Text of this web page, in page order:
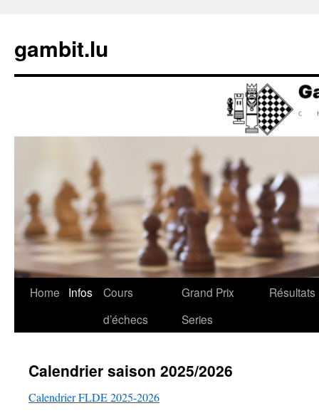
content
gambit.lu
Home Infos
Cours
d’échecs
Grand Prix
Series
Résultats
Calendrier saison 2025/2026
Calendrier FLDE 2025-2026